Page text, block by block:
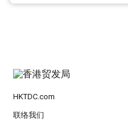
HKTDC.com
联络我们